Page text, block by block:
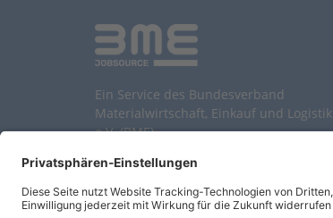
Ein Service des Bundesverband
Materialwirtschaft, Einkauf und Logistik
e.V. (BME)